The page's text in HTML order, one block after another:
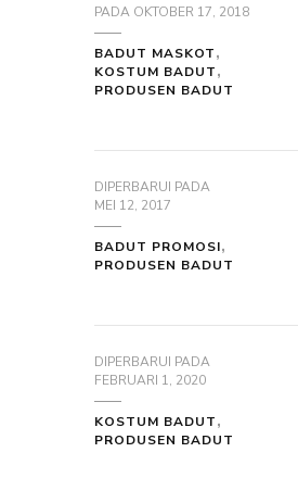
PADA OKTOBER 17, 2018
BADUT MASKOT
KOSTUM BADUT
PRODUSEN BADUT
DIPERBARUI PADA
MEI 12, 2017
BADUT PROMOSI
PRODUSEN BADUT
DIPERBARUI PADA
FEBRUARI 1, 2020
KOSTUM BADUT
PRODUSEN BADUT